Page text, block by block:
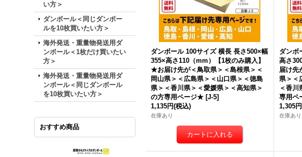
い方＞
ダンボール＜同じダンボー
ルを10枚買いたい方＞
海外発送・重量物発送用ダ
ンボール＜1枚だけ買いたい
方＞
海外発送・重量物発送用ダ
ンボール＜同じダンボール
を10枚買いたい方＞
おすすめ商品
ダンボール 商品名/
ダンボール 100サイズ 横長 長さ500×幅
355×高さ110（mm）【1枚のみ購入】
★お届け先が＜鳥取県＞＜島根県＞＜
岡山県＞＜広島県＞＜山口県＞＜徳島
県＞＜香川県＞＜愛媛県＞＜高知県＞
の方専用ページ★ [J-5]
1,135円(税込)
在庫あり
ダンボ
高さ
届け先
県＞＜
＜香川
専用
1,305円
在庫あり